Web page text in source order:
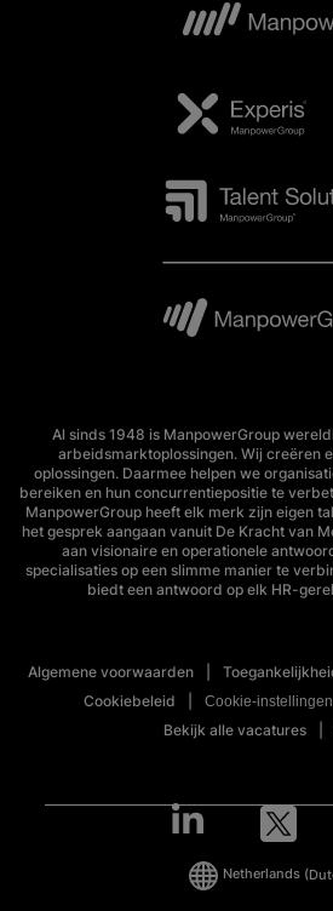
Al sinds 1948 is ManpowerGroup
arbeidsmarktoplossingen. Wij creëren
oplossingen. Daarmee helpen we
bereiken en hun concurrentiepositie te
ManpowerGroup heeft elk merk zijn eigen
het gesprek aangaan vanuit De Kracht van
aan visionaire en operationele
specialisaties op een slimme manier te
biedt een antwoord op elk HR-
Algemene voorwaarden
Cookiebeleid
Cookie-instellingen
Bekijk alle vacatures
Netherlands